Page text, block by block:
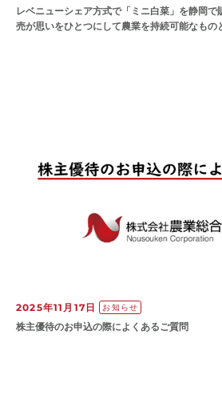
レベニューシェア方式で「ミニ白菜」を静岡
売が思いをひとつにして農業を持続可能なもの
2025年11月17日 お知らせ
株主優待のお申込の際によくあるご質問